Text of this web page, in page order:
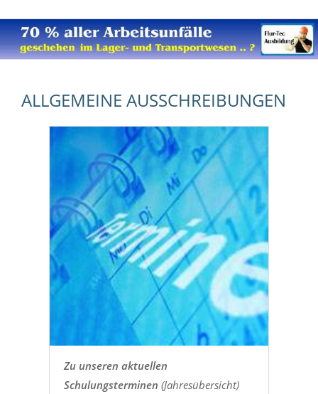
ALLGEMEINE AUSSCHREIBUNGEN
Zu unseren aktuellen
Schulungsterminen (Jahresübersicht)